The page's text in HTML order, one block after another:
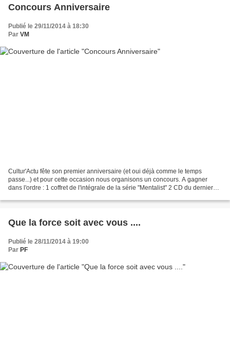
Concours Anniversaire
Publié le 29/11/2014 à 18:30
Par VM
Cultur'Actu fête son premier anniversaire (et oui déjà comme le temps
passe...) et pour cette occasion nous organisons un concours. A gagner
dans l'ordre : 1 coffret de l'intégrale de la série "Mentalist" 2 CD du dernier
Que la force soit avec vous ....
Publié le 28/11/2014 à 19:00
Par PF